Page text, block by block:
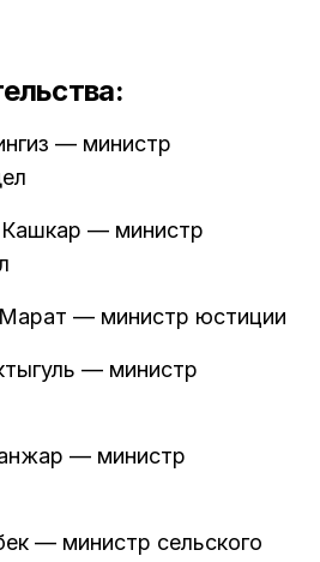
— министр
— министр
— министр юстиции
— министр
— министр
— министр сельского